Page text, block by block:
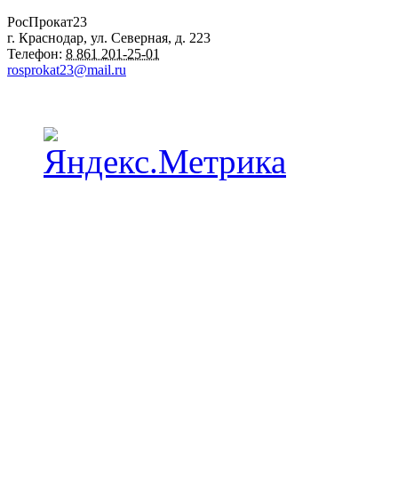
РосПрокат23
г. Краснодар, ул. Северная, д. 223
Телефон: 8 861 201-25-01
rosprokat23@mail.ru